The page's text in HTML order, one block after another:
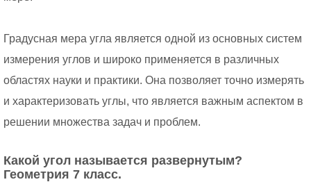
Градусная мера угла является одной из основных систем
измерения углов и широко применяется в различных
областях науки и практики. Она позволяет точно измерять
и характеризовать углы, что является важным аспектом в
решении множества задач и проблем.
Какой угол называется развернутым?
Геометрия 7 класс.